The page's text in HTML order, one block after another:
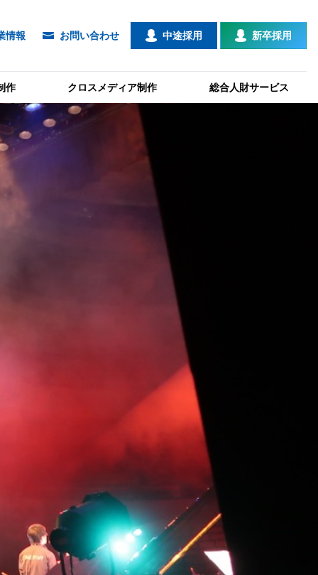
情報 お問い合わせ 中途採用 新卒採用
作 クロスメディア制作 総合人財サービス